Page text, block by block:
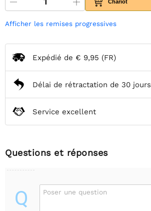
Chariot
Afficher les remises progressives
Expédié de € 9,95 (FR)
Délai de rétractation de 30 jours
Service excellent
Questions et réponses
Q Poser une question